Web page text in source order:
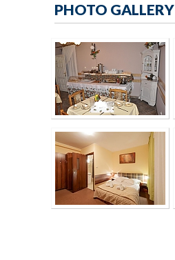
PHOTO GALLERY